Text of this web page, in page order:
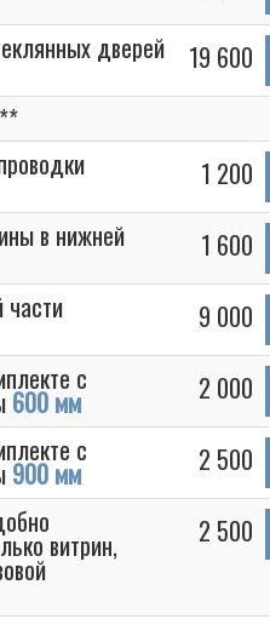
дверей
19 600
1 200
в нижней
1 600
части
9 000
с
600 мм
2 000
с
900 мм
2 500
витрин, 2 500